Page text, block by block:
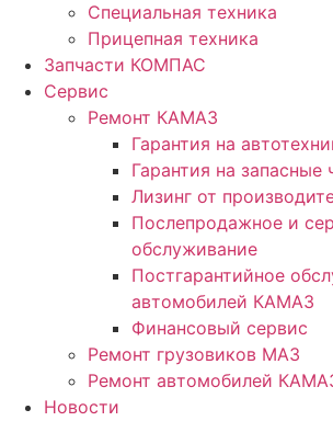
Специальная техника
Прицепная техника
Запчасти КОМПАС
Сервис
Ремонт КАМАЗ
Гарантия на
Гарантия на запасные
Лизинг от
Послепродажное и
обслуживание
Постгарантийное
автомобилей КАМАЗ
Финансовый сервис
Ремонт грузовиков МАЗ
Ремонт автомобилей
Новости